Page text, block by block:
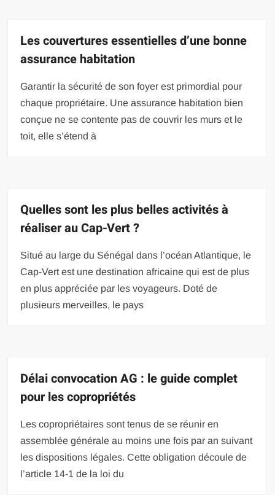
Les couvertures essentielles d’une bonne
assurance habitation
Garantir la sécurité de son foyer est primordial pour
chaque propriétaire. Une assurance habitation bien
conçue ne se contente pas de couvrir les murs et le
toit, elle s’étend à
Quelles sont les plus belles activités à
réaliser au Cap-Vert ?
Situé au large du Sénégal dans l’océan Atlantique, le
Cap-Vert est une destination africaine qui est de plus
en plus appréciée par les voyageurs. Doté de
plusieurs merveilles, le pays
Délai convocation AG : le guide complet
pour les copropriétés
Les copropriétaires sont tenus de se réunir en
assemblée générale au moins une fois par an suivant
les dispositions légales. Cette obligation découle de
l’article 14-1 de la loi du